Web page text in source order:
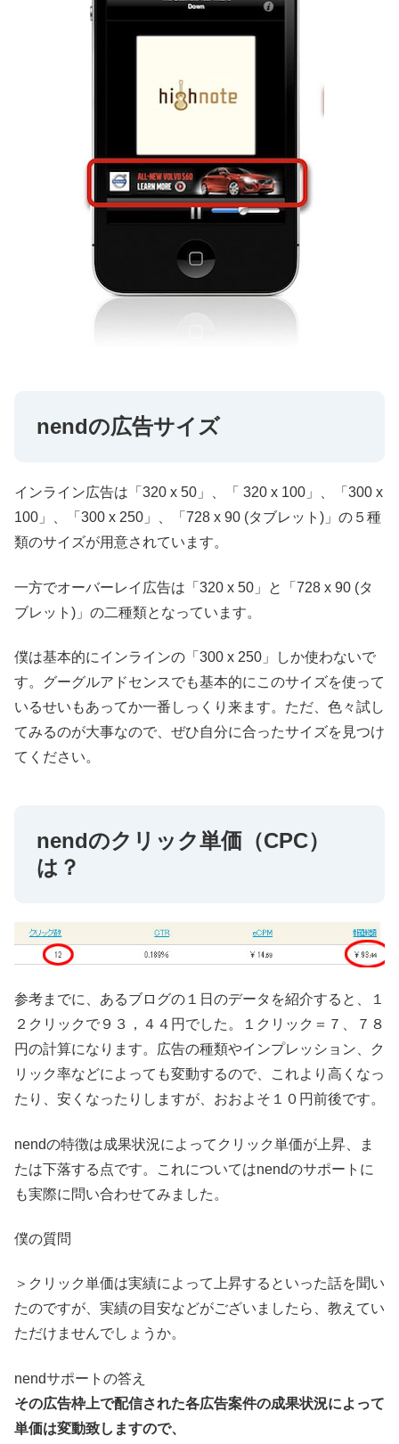
nendの広告サイズ
インライン広告は「320 x 50」、「 320 x 100」、「300 x
100」、「300 x 250」、「728 x 90 (タブレット)」の５種
類のサイズが用意されています。
一方でオーバーレイ広告は「320 x 50」と「728 x 90 (タ
ブレット)」の二種類となっています。
僕は基本的にインラインの「300 x 250」しか使わないで
す。グーグルアドセンスでも基本的にこのサイズを使って
いるせいもあってか一番しっくり来ます。ただ、色々試し
てみるのが大事なので、ぜひ自分に合ったサイズを見つけ
てください。
nendのクリック単価（CPC）
は？
参考までに、あるブログの１日のデータを紹介すると、１
２クリックで９３，４４円でした。１クリック＝７、７８
円の計算になります。広告の種類やインプレッション、ク
リック率などによっても変動するので、これより高くなっ
たり、安くなったりしますが、おおよそ１０円前後です。
nendの特徴は成果状況によってクリック単価が上昇、ま
たは下落する点です。これについてはnendのサポートに
も実際に問い合わせてみました。
僕の質問
＞クリック単価は実績によって上昇するといった話を聞い
たのですが、実績の目安などがございましたら、教えてい
ただけませんでしょうか。
nendサポートの答え
その広告枠上で配信された各広告案件の成果状況によって
単価は変動致しますので、